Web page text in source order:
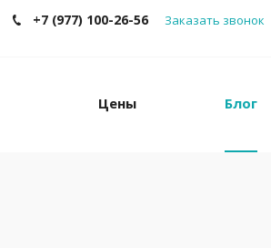
+7 (977) 100-26-56 Заказать звонок
Цены Блог